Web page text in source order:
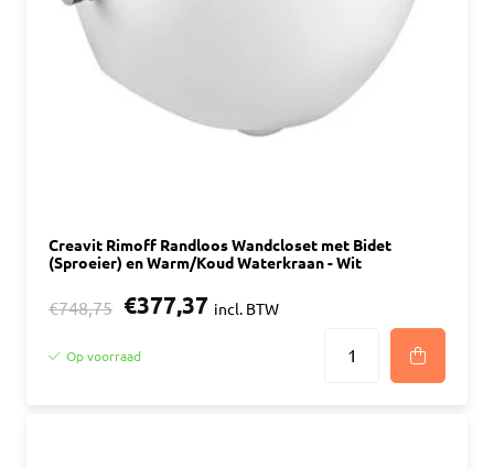
Creavit Rimoff Randloos Wandcloset met Bidet
(Sproeier) en Warm/Koud Waterkraan - Wit
€748,75 €377,37 incl. BTW
Op voorraad